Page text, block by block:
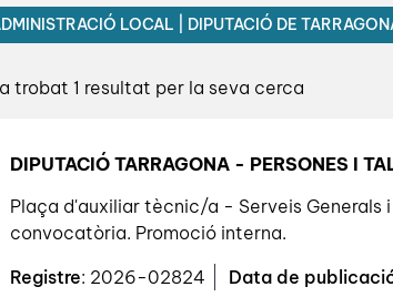
LOCAL | DIPUTACIÓ DE
trobat 1 resultat per la seva cerca
DIPUTACIÓ TARRAGONA - PERSONES I
Plaça d'auxiliar tècnic/a - Serveis Generals
convocatòria. Promoció interna.
Registre: 2026-02824 Data de